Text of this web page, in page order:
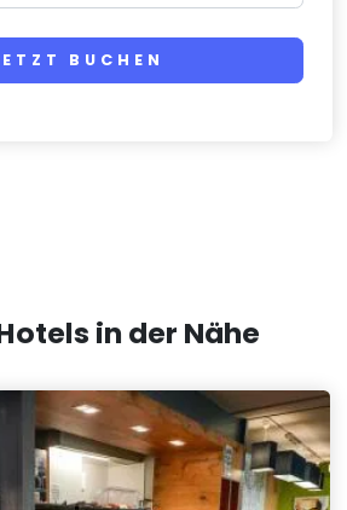
BUCHEN
in der Nähe